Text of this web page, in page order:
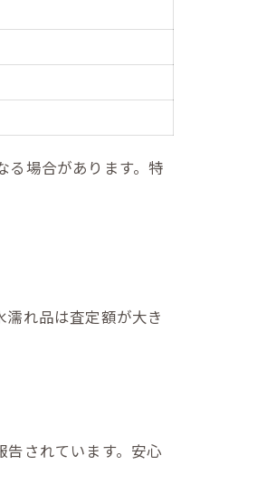
る場合があります。特
れ品は査定額が大き
されています。安心